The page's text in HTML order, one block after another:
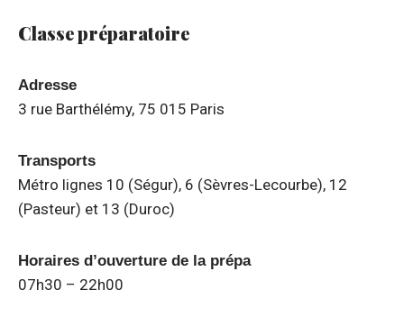
Classe préparatoire
Adresse
3 rue Barthélémy, 75 015 Paris
Transports
Métro lignes 10 (Ségur), 6 (Sèvres-Lecourbe), 12
(Pasteur) et 13 (Duroc)
Horaires d’ouverture de la prépa
07h30 – 22h00